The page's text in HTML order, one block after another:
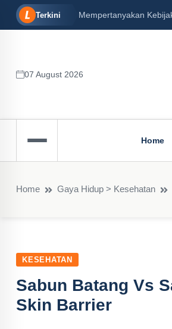
Terkini Mempertanyakan
07 August 2026
Home
Home Gaya Hidup > Kesehatan
KESEHATAN
Sabun Batang Vs
Skin Barrier